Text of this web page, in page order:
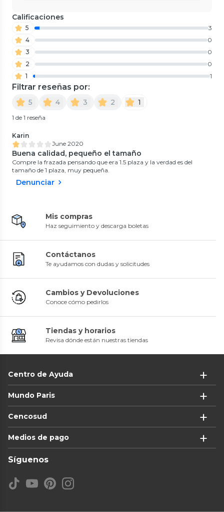
Calificaciones
5
3
4
0
3
0
2
0
1
1
Filtrar reseñas por:
5 4 3 2 1
1 de 1 reseña
Karin
June 2020
Buena calidad, pequeño el tamaño
Compre la frazada pensando que era 1.5 plaza y la verdad es del
tamaño de 1 plaza, muy pequeña.
Denunciar
Mis compras
Haz seguimiento y descarga boletas
Contáctanos
Te ayudamos con dudas y solicitudes
Cambios y Devoluciones
Conoce cómo pedirlos
Tiendas y horarios
Revisa dónde están nuestras tiendas
Centro de Ayuda
Mundo Paris
Cencosud
Medios de pago
Síguenos